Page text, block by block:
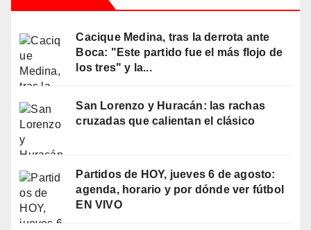
Cacique Medina, tras la derrota ante
Boca: "Este partido fue el más flojo de
los tres" y la...
San Lorenzo y Huracán: las rachas
cruzadas que calientan el clásico
Partidos de HOY, jueves 6 de agosto:
agenda, horario y por dónde ver fútbol
EN VIVO